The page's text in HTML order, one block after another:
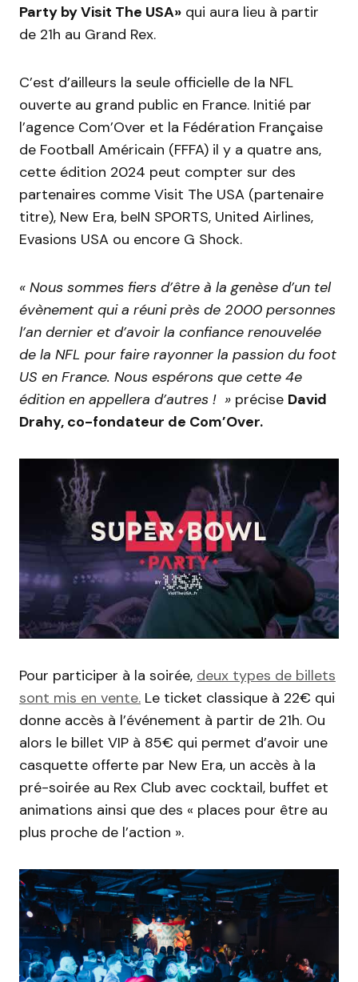
Party by Visit The USA» qui aura lieu à partir
de 21h au Grand Rex.
C’est d’ailleurs la seule officielle de la NFL
ouverte au grand public en France. Initié par
l’agence Com’Over et la Fédération Française
de Football Américain (FFFA) il y a quatre ans,
cette édition 2024 peut compter sur des
partenaires comme Visit The USA (partenaire
titre), New Era, beIN SPORTS, United Airlines,
Evasions USA ou encore G Shock.
« Nous sommes fiers d’être à la genèse d’un tel
évènement qui a réuni près de 2000 personnes
l’an dernier et d’avoir la confiance renouvelée
de la NFL pour faire rayonner la passion du foot
US en France. Nous espérons que cette 4e
édition en appellera d’autres ! » précise David
Drahy, co-fondateur de Com’Over.
Pour participer à la soirée, deux types de billets
sont mis en vente. Le ticket classique à 22€ qui
donne accès à l’événement à partir de 21h. Ou
alors le billet VIP à 85€ qui permet d’avoir une
casquette offerte par New Era, un accès à la
pré-soirée au Rex Club avec cocktail, buffet et
animations ainsi que des « places pour être au
plus proche de l’action ».